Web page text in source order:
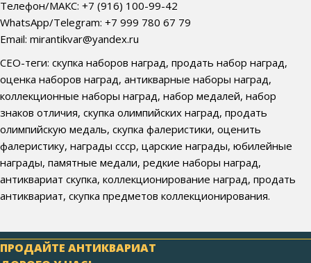
Телефон/МАКС: +7 (916) 100-99-42
WhatsApp/Telegram: +7 999 780 67 79
Email: mirantikvar@yandex.ru
СЕО-теги: скупка наборов наград, продать набор наград,
оценка наборов наград, антикварные наборы наград,
коллекционные наборы наград, набор медалей, набор
знаков отличия, скупка олимпийских наград, продать
олимпийскую медаль, скупка фалеристики, оценить
фалеристику, награды ссср, царские награды, юбилейные
награды, памятные медали, редкие наборы наград,
антиквариат скупка, коллекционирование наград, продать
антиквариат, скупка предметов коллекционирования.
ПРОДАЙТЕ АНТИКВАРИАТ